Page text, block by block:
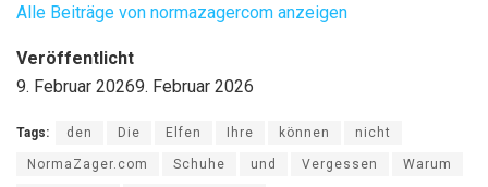
Alle Beiträge von normazagercom anzeigen
Veröffentlicht
9. Februar 20269. Februar 2026
Tags: den Die Elfen Ihre können nicht
NormaZager.com Schuhe und Vergessen Warum